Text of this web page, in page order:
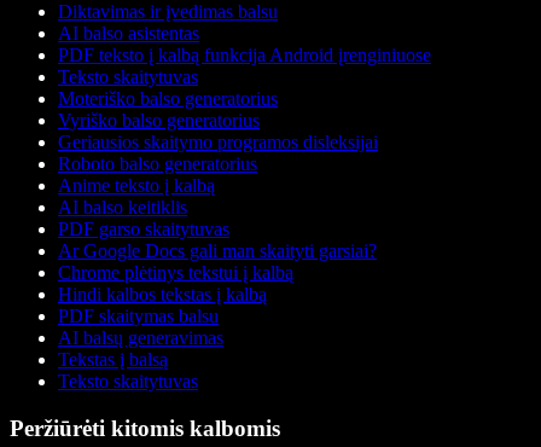
Diktavimas ir įvedimas balsu
AI balso asistentas
PDF teksto į kalbą funkcija Android įrenginiuose
Teksto skaitytuvas
Moteriško balso generatorius
Vyriško balso generatorius
Geriausios skaitymo programos disleksijai
Roboto balso generatorius
Anime teksto į kalbą
AI balso keitiklis
PDF garso skaitytuvas
Ar Google Docs gali man skaityti garsiai?
Chrome plėtinys tekstui į kalbą
Hindi kalbos tekstas į kalbą
PDF skaitymas balsu
AI balsų generavimas
Tekstas į balsą
Teksto skaitytuvas
Peržiūrėti kitomis kalbomis